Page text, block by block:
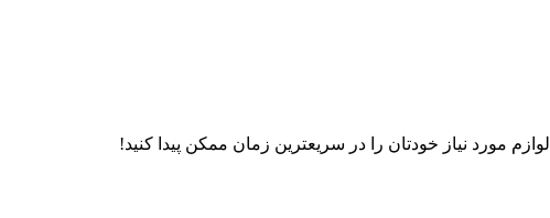
مورد نیاز خودتان را در سریعترین زمان ممکن پیدا کنید!